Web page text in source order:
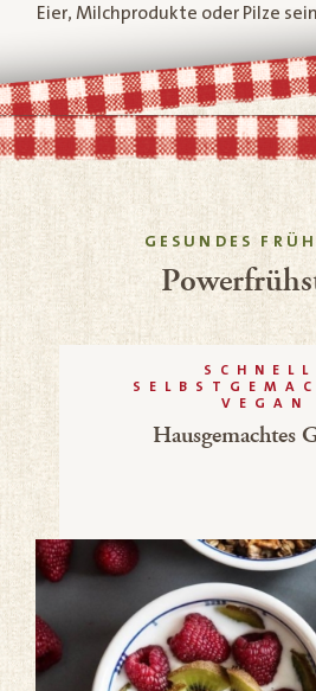
Eier, Milchprodukte oder Pilze
GESUNDES
VEGAN
Hausgemachtes